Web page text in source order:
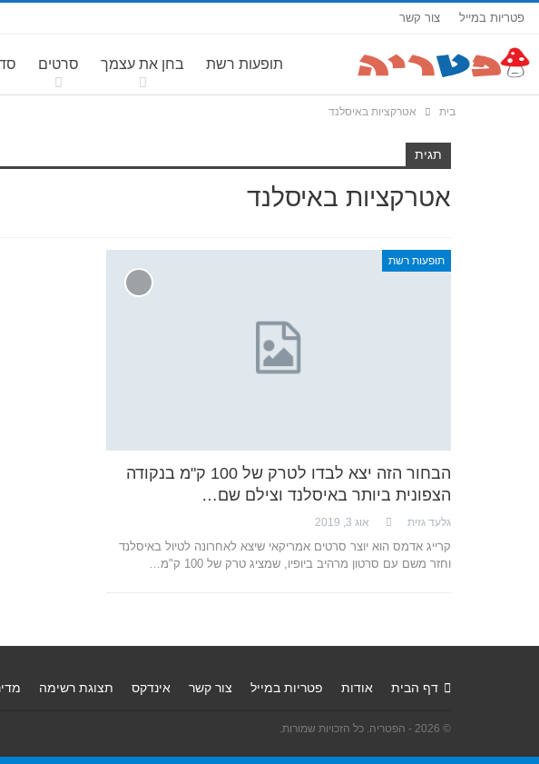
פטריות במייל צור קשר
תופעות רשת בחן את עצמך סרטים
בית אטרקציות באיסלנד
תגית
אטרקציות באיסלנד
תופעות רשת
הבחור הזה יצא לבדו לטרק של 100 ק"מ בנקודה
הצפונית ביותר באיסלנד וצילם שם…
גלעד גזית אוג 3, 2019
קרייג אדמס הוא יוצר סרטים אמריקאי שיצא לאחרונה לטיול באיסלנד
וחזר משם עם סרטון מרהיב ביופיו, שמציג טרק של 100 ק"מ…
דף הבית אודות פטריות במייל צור קשר אינדקס תצוגת רשימה
© 2026 - הפטריה. כל הזכויות שמורות.